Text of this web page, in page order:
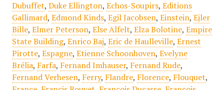
Dubuffet, Duke Ellington, Echos-Soupirs, Editions
Gallimard, Edmond Kinds, Egil Jacobsen, Einstein, Ejler
Bille, Elmer Peterson, Else Alfelt, Elza Bolotine, Empire
State Building, Enrico Baj, Eric de Haulleville, Ernest
Pirotte, Espagne, Etienne Schoonhoven, Evelyne
Brélia, Farfa, Fernand Imhauser, Fernand Rude,
Fernand Verhesen, Ferry, Flandre, Florence, Flouquet,